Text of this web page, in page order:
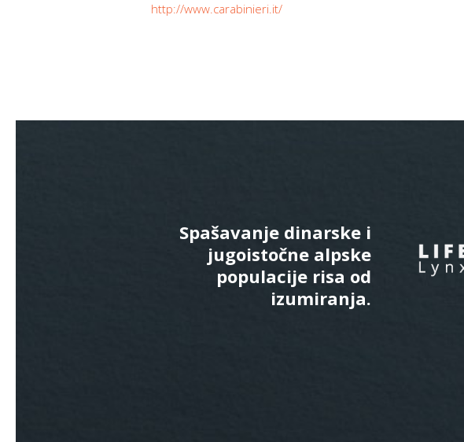
http://www.carabinieri.it/
Spašavanje dinarske i
jugoistočne alpske
populacije risa od
izumiranja.